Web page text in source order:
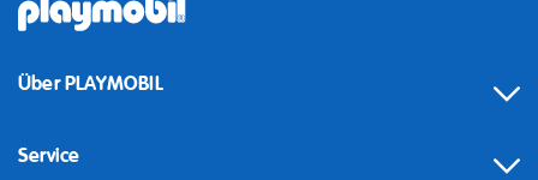
Über PLAYMOBIL
Service